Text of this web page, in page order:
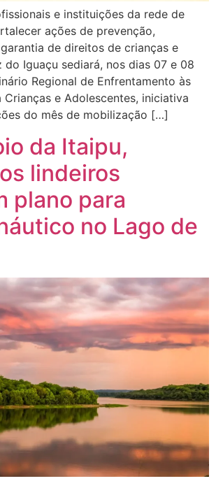
e instituições da rede de
ações de prevenção,
de direitos de crianças e
do Iguaçu sediará, nos dias 07 e 08
Regional de Enfrentamento às
e Adolescentes, iniciativa
do mês de mobilização […]
da Itaipu,
lindeiros
plano para
no Lago de